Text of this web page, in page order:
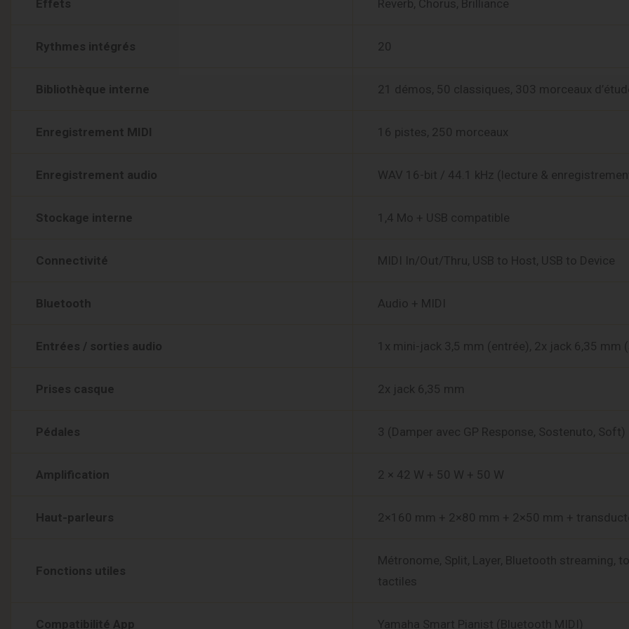
Effets Reverb, Chorus, Brilliance
Rythmes intégrés 20
Bibliothèque interne 21 démos, 50 classiques, 303 morceaux
Enregistrement MIDI 16 pistes, 250 morceaux
Enregistrement audio WAV 16-bit / 44.1 kHz (lecture &
Stockage interne 1,4 Mo + USB compatible
Connectivité MIDI In/Out/Thru, USB to Host, USB to Device
Bluetooth Audio + MIDI
Entrées / sorties audio 1x mini-jack 3,5 mm (entrée), 2x jack 6,35 mm
Prises casque 2x jack 6,35 mm
Pédales 3 (Damper avec GP Response, Sostenuto, Soft)
Amplification 2 × 42 W + 50 W + 50 W
Haut-parleurs 2×160 mm + 2×80 mm + 2×50 mm +
Fonctions utiles
Métronome, Split, Layer, Bluetooth streaming,
tactiles
Compatibilité App Yamaha Smart Pianist (Bluetooth MIDI)